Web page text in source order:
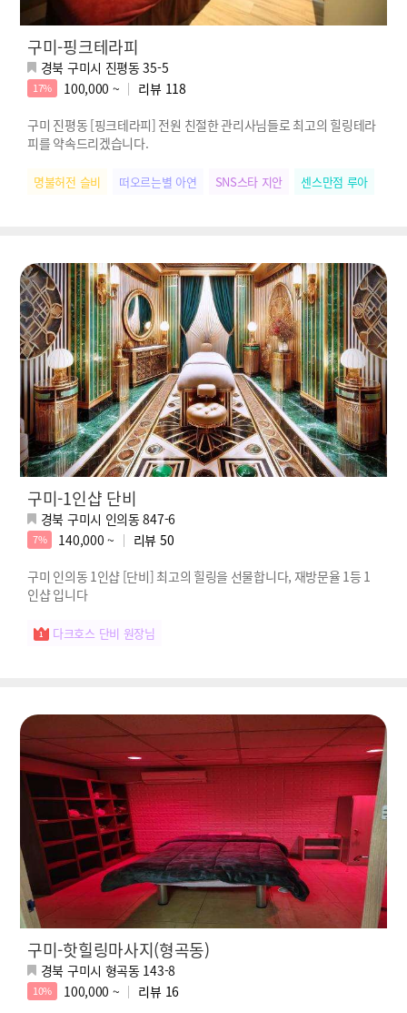
구미-핑크테라피
경북 구미시 진평동 35-5
17% 100,000 ~ 리뷰 118
구미 진평동 [핑크테라피] 전원 친절한 관리사님들로 최고의 힐링테라
피를 약속드리겠습니다.
명불허전 슬비 떠오르는별 아연 SNS스타 지안 센스만점 루아
구미-1인샵 단비
경북 구미시 인의동 847-6
7% 140,000 ~ 리뷰 50
구미 인의동 1인샵 [단비] 최고의 힐링을 선물합니다, 재방문율 1등 1
인샵 입니다
다크호스 단비 원장님
구미-핫힐링마사지(형곡동)
경북 구미시 형곡동 143-8
10% 100,000 ~ 리뷰 16